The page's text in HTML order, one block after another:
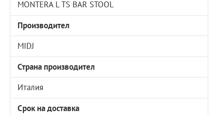
MONTERA L TS BAR STOOL
Производител
MIDJ
Страна производител
Италия
Срок на доставка